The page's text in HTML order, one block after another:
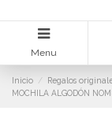
Menu
Inicio Regalos
MOCHILA ALGODÓN